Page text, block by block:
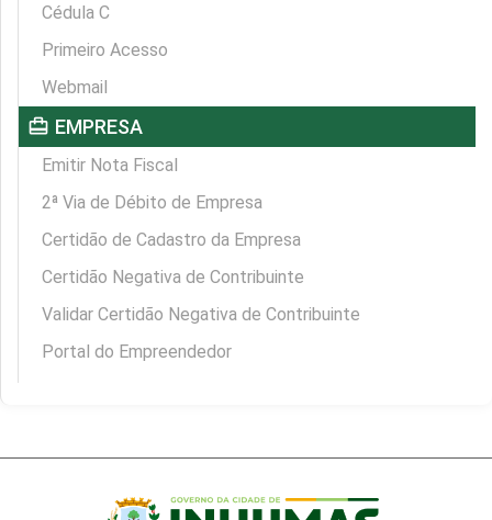
Cédula C
Primeiro Acesso
Webmail
card_travel EMPRESA
Emitir Nota Fiscal
2ª Via de Débito de Empresa
Certidão de Cadastro da Empresa
Certidão Negativa de Contribuinte
Validar Certidão Negativa de Contribuinte
Portal do Empreendedor